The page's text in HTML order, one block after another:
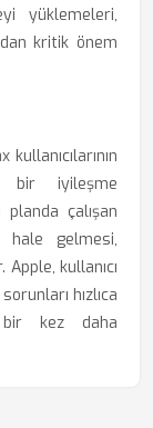
yüklemeleri,
kritik önem
bir iyileşme
çalışan
hale gelmesi,
kullanıcı
hızlıca
bir kez daha